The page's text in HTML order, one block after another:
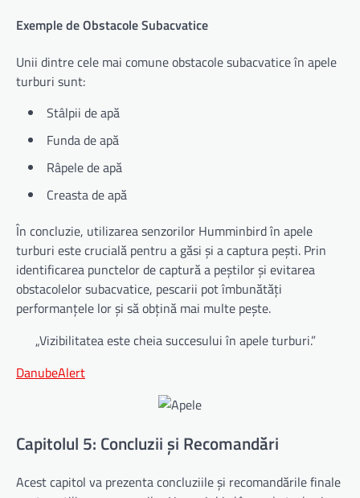
Exemple de Obstacole Subacvatice
Unii dintre cele mai comune obstacole subacvatice în apele
turburi sunt:
Stâlpii de apă
Funda de apă
Râpele de apă
Creasta de apă
În concluzie, utilizarea senzorilor Humminbird în apele
turburi este crucială pentru a găsi și a captura pești. Prin
identificarea punctelor de captură a peștilor și evitarea
obstacolelor subacvatice, pescarii pot îmbunătăți
performanțele lor și să obțină mai multe pește.
„Vizibilitatea este cheia succesului în apele turburi.”
DanubeAlert
Capitolul 5: Concluzii și Recomandări
Acest capitol va prezenta concluziile și recomandările finale